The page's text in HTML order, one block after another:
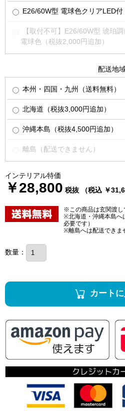
E26/60W型 電球色クリアLED付
【取付不可】E26/60W型 琥珀
電球色（税抜2,000円追加）
配送地
本州・四国・九州（送料無料）
北海道（税抜3,000円追加）
沖縄本島（税抜4,500円追加）
離島（配送できません）
インテリアル特価
￥28,800 税抜 （税込 ￥
※この商品は玄関渡し
※北海道・沖縄本島へ
必要です）
※離島へは配送できま
数量：
カート